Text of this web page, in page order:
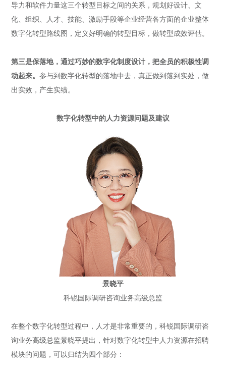
导力和软件力量这三个转型目标之间的关系，规划好设计、文
化、组织、人才、技能、激励手段等企业经营各方面的企业整体
数字化转型路线图，定义好明确的转型目标，做转型成效评估。
第三是保落地，通过巧妙的数字化制度设计，把全员的积极性调
动起来。参与到数字化转型的落地中去，真正做到落到实处，做
出实效，产生实绩。
数字化转型中的人力资源问题及建议
景晓平
科锐国际调研咨询业务高级总监
在整个数字化转型过程中，人才是非常重要的，科锐国际调研咨
询业务高级总监景晓平提出，针对数字化转型中人力资源在招聘
模块的问题，可以归结为四个部分：